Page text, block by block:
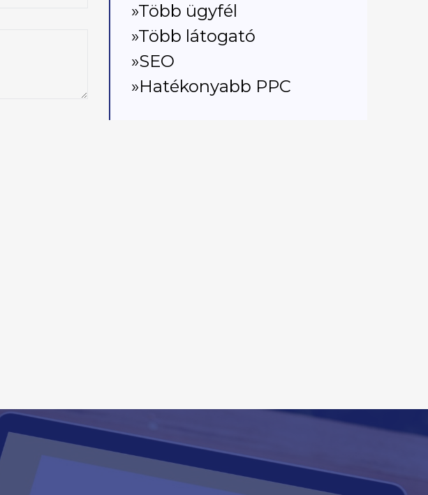
»Több ügyfél
»Több látogató
»SEO
»Hatékonyabb PPC